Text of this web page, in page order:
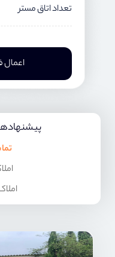
تعداد اتاق مستر
اعمال
ماهرخ فلاح پور